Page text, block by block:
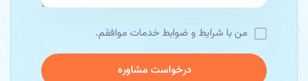
من با شرایط و ضوابط خدمات موافقم.
ﺩﺭﺧﻮﺍﺳﺖ ﻣﺸﺎﻭﺭﻩ